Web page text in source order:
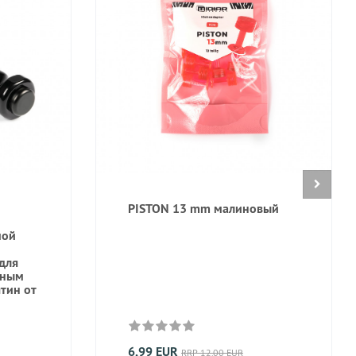
от
PISTON 13 mm малиновый
6,99 EUR RRP 12,00 EUR